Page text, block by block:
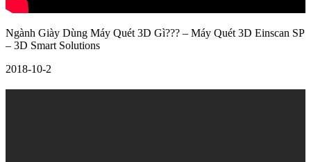
Ngành Giày Dùng Máy Quét 3D Gì??? – Máy Quét 3D Einscan SP
– 3D Smart Solutions
2018-10-2